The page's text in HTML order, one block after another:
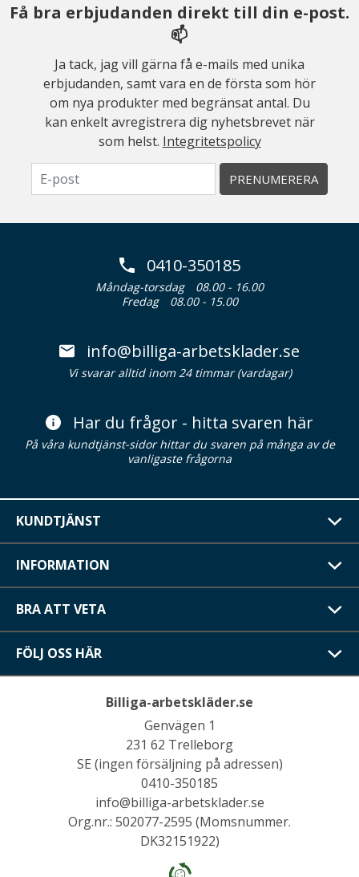
Få bra erbjudanden direkt till din e-post.
📫
Ja tack, jag vill gärna få e-mails med unika
erbjudanden, samt vara en de första som hör
om nya produkter med begränsat antal. Du
kan enkelt avregistrera dig nyhetsbrevet när
som helst. Integritetspolicy
PRENUMERERA
0410-350185
Måndag-torsdag
08.00 - 16.00
Fredag
08.00 - 15.00
info@billiga-arbetsklader.se
Vi svarar alltid inom 24 timmar (vardagar)
Har du frågor - hitta svaren här
På våra kundtjänst-sidor hittar du svaren på många av de
vanligaste frågorna
KUNDTJÄNST
INFORMATION
BRA ATT VETA
FÖLJ OSS HÄR
Billiga-arbetskläder.se
Genvägen 1
231 62 Trelleborg
SE (ingen försäljning på adressen)
0410-350185
info@billiga-arbetsklader.se
Org.nr.: 502077-2595 (Momsnummer.
DK32151922)